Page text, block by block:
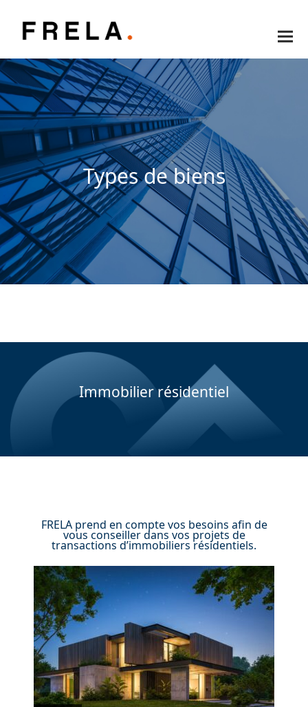
Types de biens
Immobilier résidentiel
FRELA prend en compte vos besoins afin de
vous conseiller dans vos projets de
transactions d’immobiliers résidentiels.